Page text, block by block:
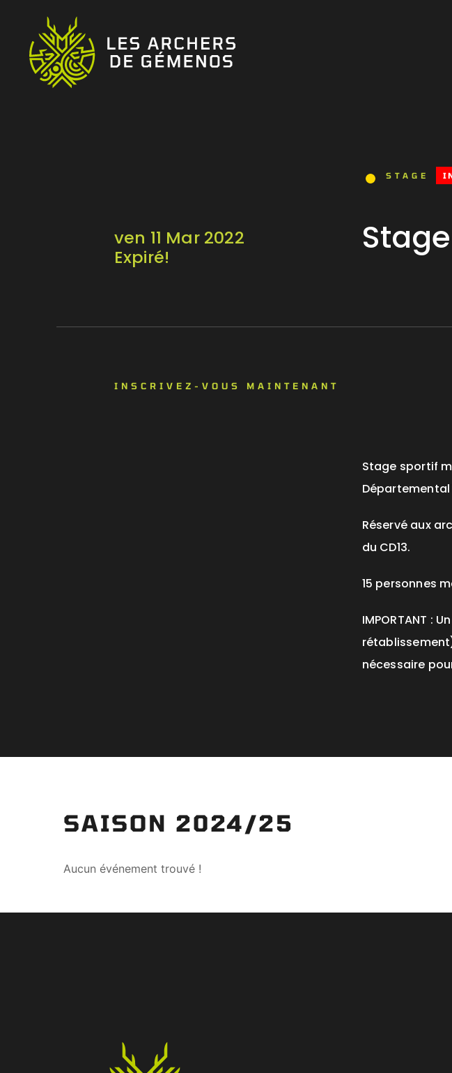
STAGE
ven 11 Mar 2022
Expiré!
INSCRIVEZ-VOUS MAINTENANT
Stage sportif
Départemental
Réservé aux
du CD13.
15 personnes
IMPORTANT :
nécessaire
SAISON 2024/25
Aucun événement trouvé !